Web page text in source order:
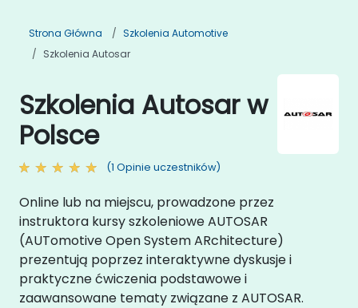
Strona Główna
Szkolenia Automotive
Szkolenia Autosar
Szkolenia Autosar w
Polsce
(1 Opinie uczestników)
Online lub na miejscu, prowadzone przez
instruktora kursy szkoleniowe AUTOSAR
(AUTomotive Open System ARchitecture)
prezentują poprzez interaktywne dyskusje i
praktyczne ćwiczenia podstawowe i
zaawansowane tematy związane z AUTOSAR.